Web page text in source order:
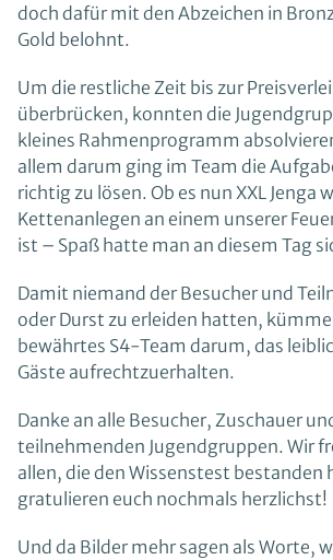
doch dafür mit den Abzeichen in
Gold belohnt.
Um die restliche Zeit bis zur
überbrücken, konnten die
kleines Rahmenprogramm
allem darum ging im Team die
richtig zu lösen. Ob es nun XXL Jenga
Kettenanlegen an einem unserer
ist – Spaß hatte man an diesem Tag
Damit niemand der Besucher und
oder Durst zu erleiden hatten,
bewährtes S4-Team darum, das
Gäste aufrechtzuerhalten.
Danke an alle Besucher, Zuschauer
teilnehmenden Jugendgruppen. Wir
allen, die den Wissenstest bestanden
gratulieren euch nochmals herzlichst!
Und da Bilder mehr sagen als Worte,